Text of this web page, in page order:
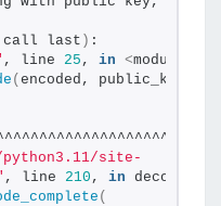
call last ) :
, line 25 , in <module
( encoded, public_key,
site-
, line 210 , in decode
(